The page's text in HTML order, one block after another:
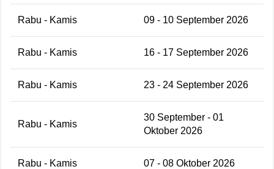
Rabu - Kamis 09 - 10 September 2026
Rabu - Kamis 16 - 17 September 2026
Rabu - Kamis 23 - 24 September 2026
Rabu - Kamis
30 September - 01
Oktober 2026
Rabu - Kamis 07 - 08 Oktober 2026